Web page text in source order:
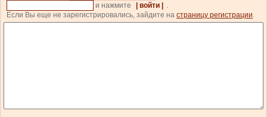
и нажмите
| войти |
.
Если Вы еще не зарегистрировались, зайдите на страницу регистрации.